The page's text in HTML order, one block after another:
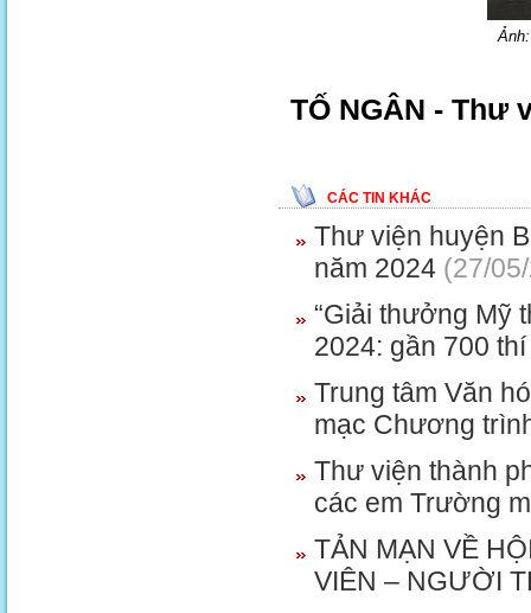
TỐ NGÂN - Thư
CÁC TIN KHÁC
Thư viện huyện
năm 2024 (27/
“Giải thưởng Mỹ
2024: gần 700
Trung tâm Văn
mạc Chương
Thư viện thành
các em Trường
TẢN MẠN VỀ
VIÊN – NGƯỜI